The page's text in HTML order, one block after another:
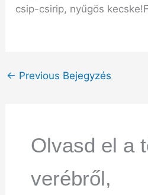
csip-csirip, nyűgös
← Previous Bejegyzés
Olvasd el a
verébről,